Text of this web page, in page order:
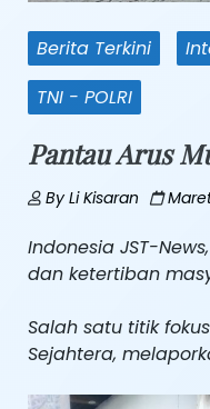
Berita Terkini
TNI - POLRI
Pantau Arus
ByLi Kisaran
Indonesia JST-
dan ketertiban
Salah satu titik
Sejahtera,